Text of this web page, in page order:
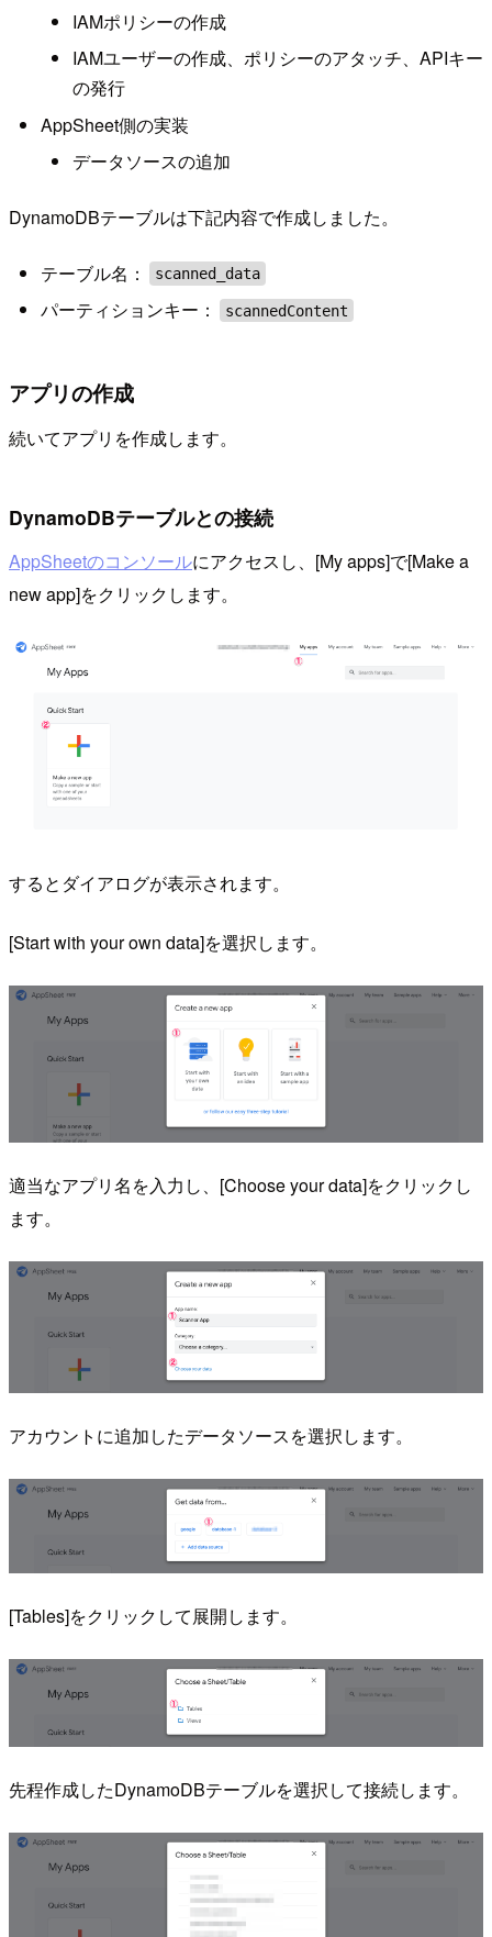
IAMポリシーの作成
IAMユーザーの作成、ポリシーのアタッチ、APIキー
の発行
AppSheet側の実装
データソースの追加
DynamoDBテーブルは下記内容で作成しました。
テーブル名： scanned_data
パーティションキー： scannedContent
アプリの作成
続いてアプリを作成します。
DynamoDBテーブルとの接続
AppSheetのコンソールにアクセスし、[My apps]で[Make a
new app]をクリックします。
するとダイアログが表示されます。
[Start with your own data]を選択します。
適当なアプリ名を入力し、[Choose your data]をクリックし
ます。
アカウントに追加したデータソースを選択します。
[Tables]をクリックして展開します。
先程作成したDynamoDBテーブルを選択して接続します。